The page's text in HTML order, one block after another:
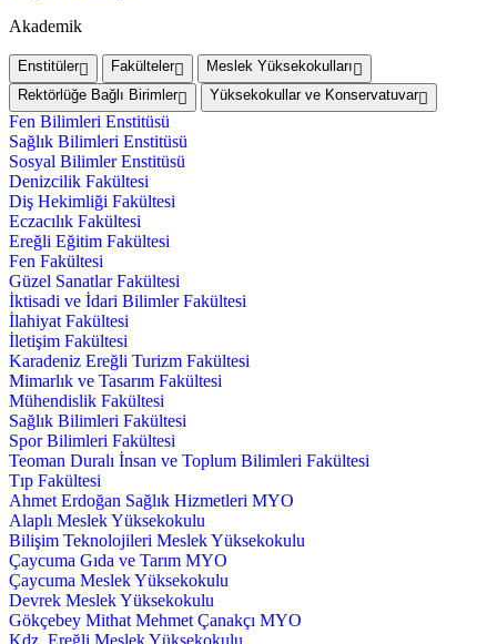
Akademik
Enstitüler Fakülteler
Meslek Yüksekokulları
Rektörlüğe Bağlı Birimler
Yüksekokullar ve Konservatuvar
Fen Bilimleri Enstitüsü
Sağlık Bilimleri Enstitüsü
Sosyal Bilimler Enstitüsü
Denizcilik Fakültesi
Diş Hekimliği Fakültesi
Eczacılık Fakültesi
Ereğli Eğitim Fakültesi
Fen Fakültesi
Güzel Sanatlar Fakültesi
İktisadi ve İdari Bilimler Fakültesi
İlahiyat Fakültesi
İletişim Fakültesi
Karadeniz Ereğli Turizm Fakültesi
Mimarlık ve Tasarım Fakültesi
Mühendislik Fakültesi
Sağlık Bilimleri Fakültesi
Spor Bilimleri Fakültesi
Teoman Duralı İnsan ve Toplum Bilimleri Fakültesi
Tıp Fakültesi
Ahmet Erdoğan Sağlık Hizmetleri MYO
Alaplı Meslek Yüksekokulu
Bilişim Teknolojileri Meslek Yüksekokulu
Çaycuma Gıda ve Tarım MYO
Çaycuma Meslek Yüksekokulu
Devrek Meslek Yüksekokulu
Gökçebey Mithat Mehmet Çanakçı MYO